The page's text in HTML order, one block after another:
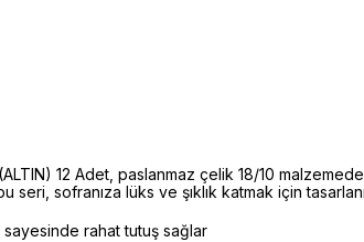
12 Adet, paslanmaz çelik 18/10
seri, sofranıza lüks ve şıklık katmak için
sayesinde rahat tutuş sağlar